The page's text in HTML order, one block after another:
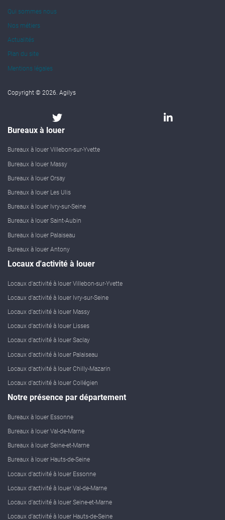
Qui sommes nous
Nos métiers
Actualités
Plan du site
Mentions légales
Copyright © 2026. Agilys
Bureaux à louer
Bureaux à louer Villebon-sur-Yvette
Bureaux à louer Massy
Bureaux à louer Orsay
Bureaux à louer Les Ulis
Bureaux à louer Ivry-sur-Seine
Bureaux à louer Saint-Aubin
Bureaux à louer Palaiseau
Bureaux à louer Antony
Locaux d'activité à louer
Locaux d'activité à louer Villebon-sur-Yvette
Locaux d'activité à louer Ivry-sur-Seine
Locaux d'activité à louer Massy
Locaux d'activité à louer Lisses
Locaux d'activité à louer Saclay
Locaux d'activité à louer Palaiseau
Locaux d'activité à louer Chilly-Mazarin
Locaux d'activité à louer Collégien
Notre présence par département
Bureaux à louer Essonne
Bureaux à louer Val-de-Marne
Bureaux à louer Seine-et-Marne
Bureaux à louer Hauts-de-Seine
Locaux d'activité à louer Essonne
Locaux d'activité à louer Val-de-Marne
Locaux d'activité à louer Seine-et-Marne
Locaux d'activité à louer Hauts-de-Seine